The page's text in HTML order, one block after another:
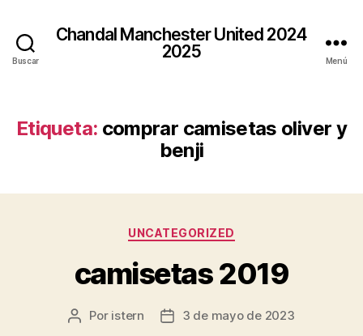
Buscar
Chandal Manchester United 2024
2025
Menú
Etiqueta: comprar camisetas oliver y
benji
Categorías
UNCATEGORIZED
camisetas 2019
Autor
Por istern
Fecha3 de mayo de 2023